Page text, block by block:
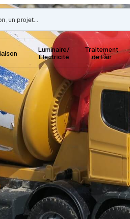
Luminaire/
Électricité
Traitement
de l’air